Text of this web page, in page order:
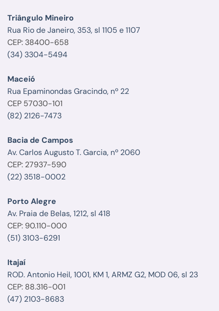
Triângulo Mineiro
Rua Rio de Janeiro, 353, sl 1105 e 1107
CEP: 38400-658
(34) 3304-5494
Maceió
Rua Epaminondas Gracindo, nº 22
CEP 57030-101
(82) 2126-7473
Bacia de Campos
Av. Carlos Augusto T. Garcia, nº 2060
CEP: 27937-590
(22) 3518-0002
Porto Alegre
Av. Praia de Belas, 1212, sl 418
CEP: 90.110-000
(51) 3103-6291
Itajaí
ROD. Antonio Heil, 1001, KM 1, ARMZ G2, MOD 06, sl 23
CEP: 88.316-001
(47) 2103-8683